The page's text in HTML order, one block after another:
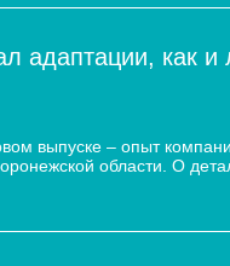
адаптации, как и
выпуске – опыт
области. О